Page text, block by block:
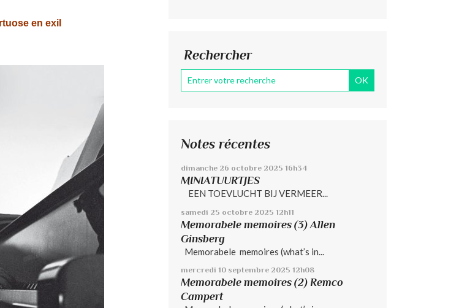
en exil
Rechercher
Notes récentes
dimanche 26 octobre 2025 16h34
MINIATUURTJES
EEN TOEVLUCHT BIJ VERMEER...
samedi 25 octobre 2025 12h11
Memorabele memoires (3) Allen
Ginsberg
Memorabele memoires (what’s in...
mercredi 10 septembre 2025 12h08
Memorabele memoires (2) Remco
Campert